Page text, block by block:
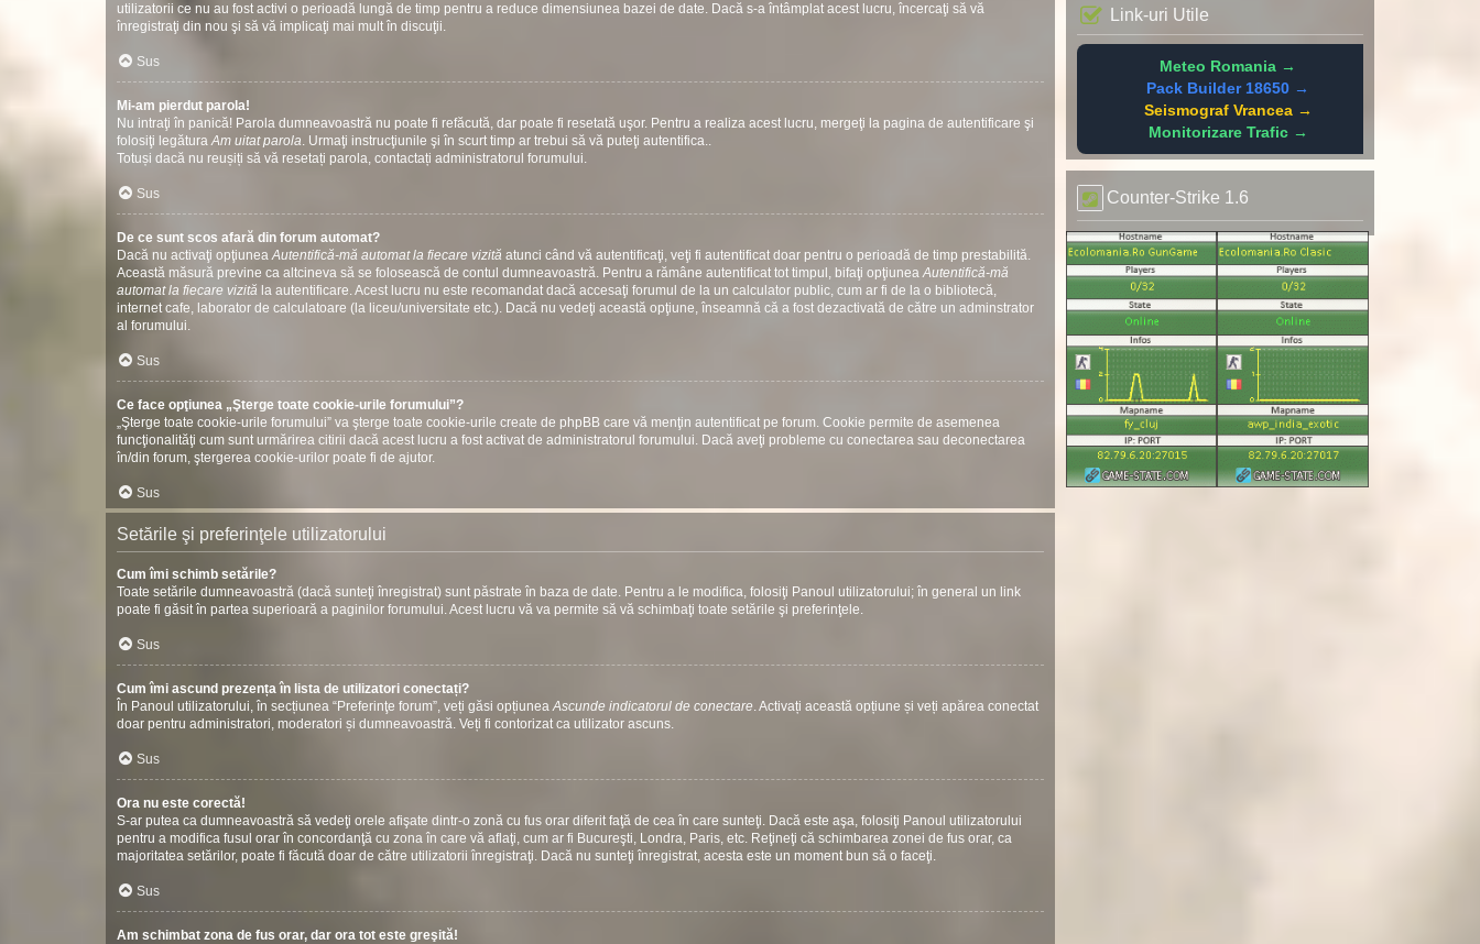
utilizatorii ce nu au fost activi o perioadă lungă de timp pentru a reduce dimensiunea bazei de date. Dacă s-a întâmplat acest lucru, încercaţi să vă
înregistraţi din nou şi să vă implicaţi mai mult în discuţii.
Sus
Mi-am pierdut parola!
Nu intraţi în panică! Parola dumneavoastră nu poate fi refăcută, dar poate fi resetată uşor. Pentru a realiza acest lucru, mergeţi la pagina de autentificare şi
folosiţi legăturaAm uitat parola. Urmaţi instrucţiunile şi în scurt timp ar trebui să vă puteţi autentifica..
Totuși dacă nu reușiți să vă resetați parola, contactați administratorul forumului.
Sus
De ce sunt scos afară din forum automat?
Dacă nu activaţi opţiuneaAutentifică-mă automat la fiecare vizită atunci când vă autentificaţi, veţi fi autentificat doar pentru o perioadă de timp prestabilită.
Această măsură previne ca altcineva să se folosească de contul dumneavoastră. Pentru a rămâne autentificat tot timpul, bifaţi opţiuneaAutentifică-mă
automat la fiecare vizită la autentificare. Acest lucru nu este recomandat dacă accesaţi forumul de la un calculator public, cum ar fi de la o bibliotecă,
internet cafe, laborator de calculatoare (la liceu/universitate etc.). Dacă nu vedeţi această opţiune, înseamnă că a fost dezactivată de către un adminstrator
al forumului.
Sus
Ce face opţiunea „Şterge toate cookie-urile forumului”?
„Şterge toate cookie-urile forumului” va şterge toate cookie-urile create de phpBB care vă menţin autentificat pe forum. Cookie permite de asemenea
funcţionalităţi cum sunt urmărirea citirii dacă acest lucru a fost activat de administratorul forumului. Dacă aveţi probleme cu conectarea sau deconectarea
în/din forum, ştergerea cookie-urilor poate fi de ajutor.
Sus
Setările şi preferinţele utilizatorului
Cum îmi schimb setările?
Toate setările dumneavoastră (dacă sunteţi înregistrat) sunt păstrate în baza de date. Pentru a le modifica, folosiţi Panoul utilizatorului; în general un link
poate fi găsit în partea superioară a paginilor forumului. Acest lucru vă va permite să vă schimbaţi toate setările şi preferinţele.
Sus
Cum îmi ascund prezența în lista de utilizatori conectați?
În Panoul utilizatorului, în secțiunea “Preferinţe forum”, veți găsi opțiuneaAscunde indicatorul de conectare. Activați această opțiune și veți apărea conectat
doar pentru administratori, moderatori și dumneavoastră. Veți fi contorizat ca utilizator ascuns.
Sus
Ora nu este corectă!
S-ar putea ca dumneavoastră să vedeţi orele afişate dintr-o zonă cu fus orar diferit faţă de cea în care sunteţi. Dacă este aşa, folosiţi Panoul utilizatorului
pentru a modifica fusul orar în concordanţă cu zona în care vă aflaţi, cum ar fi Bucureşti, Londra, Paris, etc. Reţineţi că schimbarea zonei de fus orar, ca
majoritatea setărilor, poate fi făcută doar de către utilizatorii înregistraţi. Dacă nu sunteţi înregistrat, acesta este un moment bun să o faceţi.
Sus
Am schimbat zona de fus orar, dar ora tot este greşită!
Link-uri Utile
Meteo Romania →
Pack Builder 18650 →
Seismograf Vrancea →
Monitorizare Trafic →
Counter-Strike 1.6